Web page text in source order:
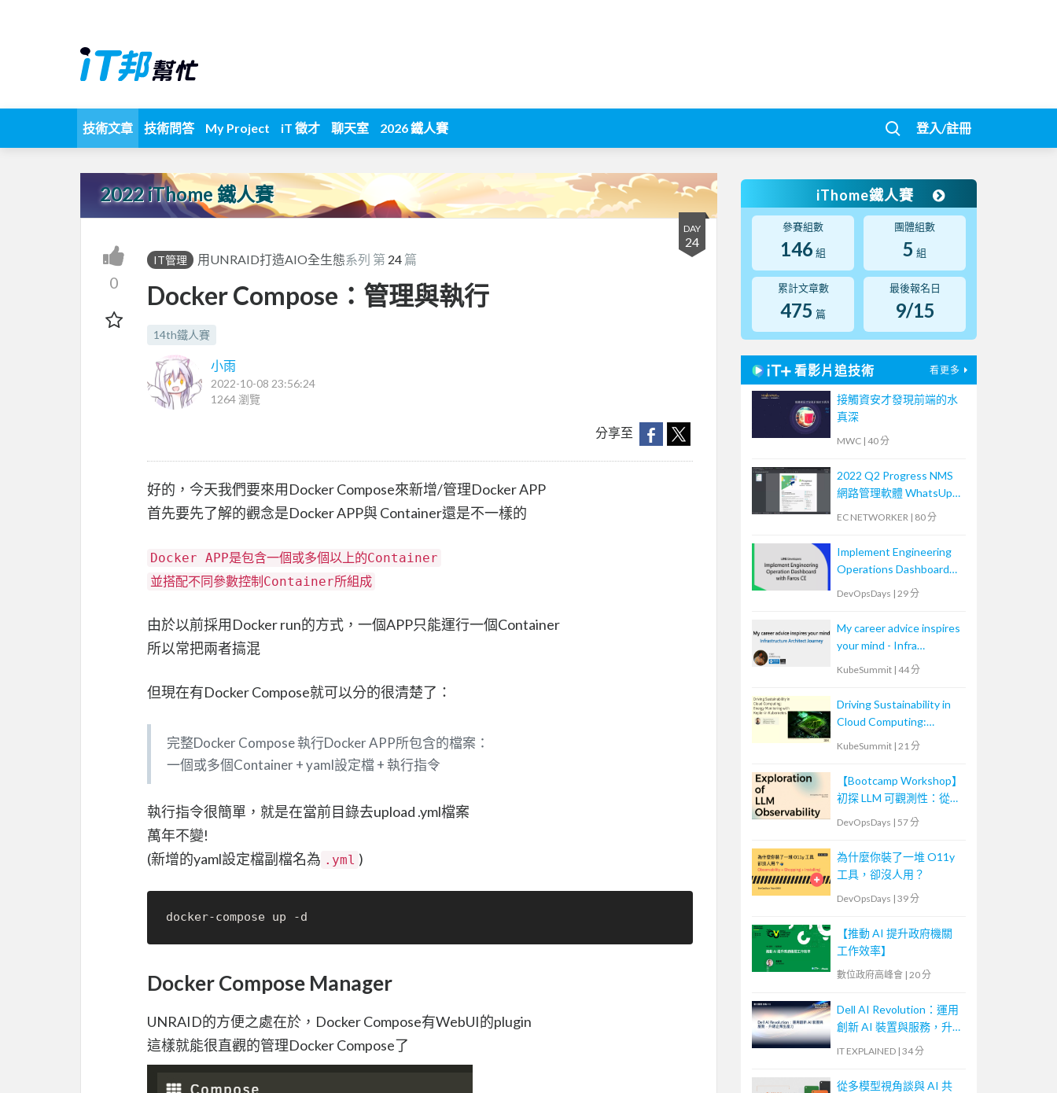
技術文章 技術問答 My Project iT 徵才 聊天室 2026 鐵人賽 登入/註冊
2022 iThome 鐵人賽
DAY
24
0
IT管理 用UNRAID打造AIO全生態系列 第 24 篇
Docker Compose：管理與執行
14th鐵人賽
小雨
2022-10-08 23:56:24
1264 瀏覽
分享至
好的，今天我們要來用Docker Compose來新增/管理Docker APP
首先要先了解的觀念是Docker APP與 Container還是不一樣的
Docker APP是包含一個或多個以上的Container
並搭配不同參數控制Container所組成
由於以前採用Docker run的方式，一個APP只能運行一個Container
所以常把兩者搞混
但現在有Docker Compose就可以分的很清楚了：
完整Docker Compose 執行Docker APP所包含的檔案：
一個或多個Container + yaml設定檔 + 執行指令
執行指令很簡單，就是在當前目錄去upload .yml檔案
萬年不變!
(新增的yaml設定檔副檔名為 .yml )
Docker Compose Manager
UNRAID的方便之處在於，Docker Compose有WebUI的plugin
這樣就能很直觀的管理Docker Compose了
iThome鐵人賽
參賽組數
146 組
團體組數
5 組
累計文章數
475 篇
最後報名日
9/15
看影片追技術 看更多
接觸資安才發現前端的水
真深
MWC | 40 分
2022 Q2 Progress NMS
網路管理軟體 WhatsUp
Gold 新版功能培訓課程
EC NETWORKER | 80 分
Implement Engineering
Operations Dashboard
DevOpsDays | 29 分
My career advice inspires
your mind - Infra
KubeSummit | 44 分
Driving Sustainability in
Cloud Computing:
Energy Monitoring with
KubeSummit | 21 分
【Bootcamp Workshop】
初探 LLM 可觀測性：從概
DevOpsDays | 57 分
為什麼你裝了一堆 O11y
工具，卻沒人用？
DevOpsDays | 39 分
【推動 AI 提升政府機關
工作效率】
數位政府高峰會 | 20 分
Dell AI Revolution：運用
創新 AI 裝置與服務，升
IT EXPLAINED | 34 分
從多模型視角談與 AI 共